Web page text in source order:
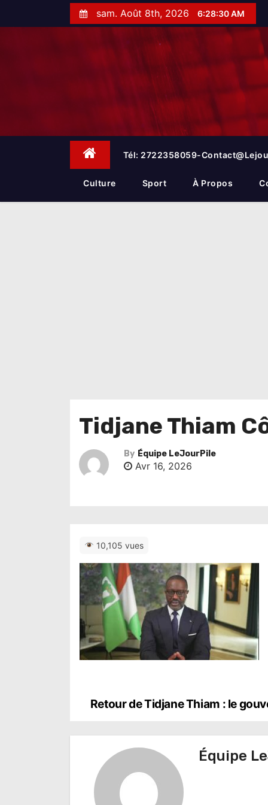
t
sam. Août 8th, 2026 6:28:30 AM
Tél: 2722358059-
Culture Sport À Propos
Tidjane Thiam
By Équipe LeJourPile
Avr 16, 2026
10,105 vues
N
a
Retour de Tidjane Thiam : le
Équipe